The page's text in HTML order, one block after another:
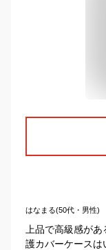
はなまる(50代・男性)
上品で高級感が
護カバーケースは